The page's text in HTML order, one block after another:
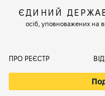
ЄДИНИЙ
осіб, уповноважених на
ПРО РЕЄСТР